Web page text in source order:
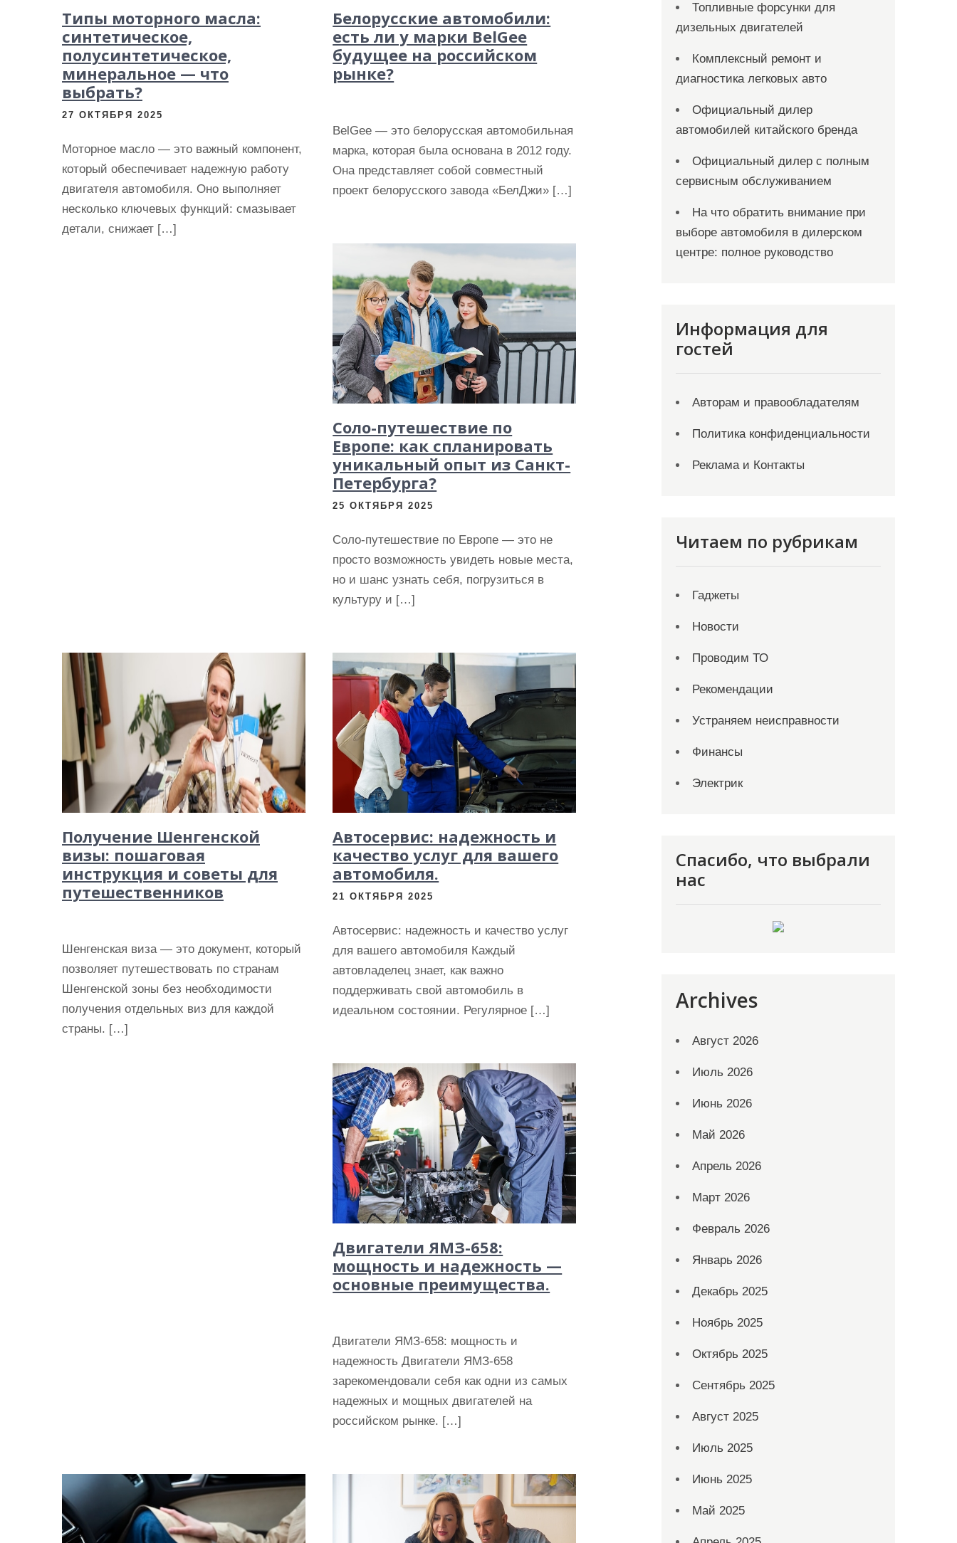
Типы моторного масла:
синтетическое,
полусинтетическое,
минеральное — что
выбрать?
27 ОКТЯБРЯ 2025
Моторное масло — это важный компонент,
который обеспечивает надежную работу
двигателя автомобиля. Оно выполняет
несколько ключевых функций: смазывает
детали, снижает […]
Белорусские автомобили:
есть ли у марки BelGee
будущее на российском
рынке?
BelGee — это белорусская автомобильная
марка, которая была основана в 2012 году.
Она представляет собой совместный
проект белорусского завода «БелДжи» […]
Соло-путешествие по
Европе: как спланировать
уникальный опыт из Санкт-
Петербурга?
25 ОКТЯБРЯ 2025
Соло-путешествие по Европе — это не
просто возможность увидеть новые места,
но и шанс узнать себя, погрузиться в
культуру и […]
Получение Шенгенской
визы: пошаговая
инструкция и советы для
путешественников
Шенгенская виза — это документ, который
позволяет путешествовать по странам
Шенгенской зоны без необходимости
получения отдельных виз для каждой
страны. […]
Автосервис: надежность и
качество услуг для вашего
автомобиля.
21 ОКТЯБРЯ 2025
Автосервис: надежность и качество услуг
для вашего автомобиля Каждый
автовладелец знает, как важно
поддерживать свой автомобиль в
идеальном состоянии. Регулярное […]
Двигатели ЯМЗ-658:
мощность и надежность —
основные преимущества.
Двигатели ЯМЗ-658: мощность и
надежность Двигатели ЯМЗ-658
зарекомендовали себя как одни из самых
надежных и мощных двигателей на
российском рынке. […]
Топливные форсунки для
дизельных двигателей
Комплексный ремонт и
диагностика легковых авто
Официальный дилер
автомобилей китайского бренда
Официальный дилер с полным
сервисным обслуживанием
На что обратить внимание при
выборе автомобиля в дилерском
центре: полное руководство
Информация для
гостей
Авторам и правообладателям
Политика конфиденциальности
Реклама и Контакты
Читаем по рубрикам
Гаджеты
Новости
Проводим ТО
Рекомендации
Устраняем неисправности
Финансы
Электрик
Спасибо, что выбрали
нас
Archives
Август 2026
Июль 2026
Июнь 2026
Май 2026
Апрель 2026
Март 2026
Февраль 2026
Январь 2026
Декабрь 2025
Ноябрь 2025
Октябрь 2025
Сентябрь 2025
Август 2025
Июль 2025
Июнь 2025
Май 2025